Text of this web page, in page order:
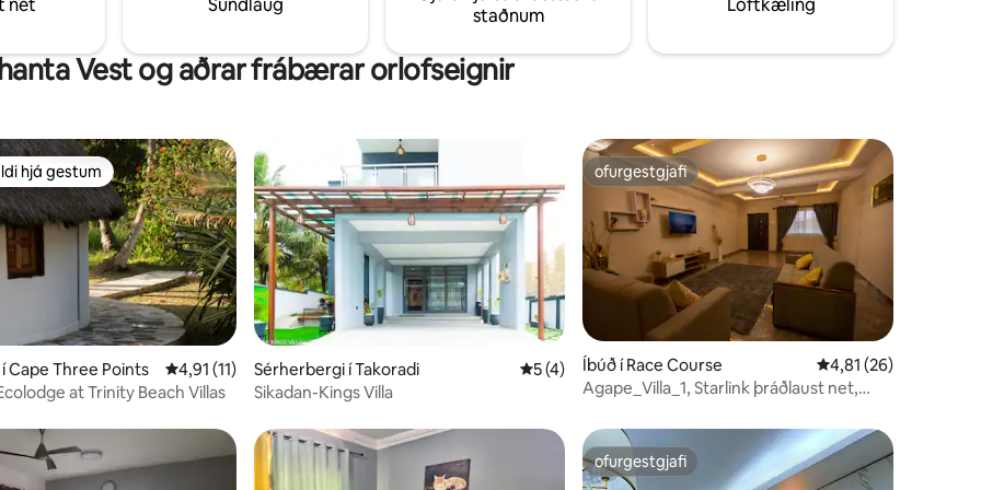
Afsláttardagur
net Sundlaug
staðnum
Loftkæling
Vest og aðrar frábærar orlofseignir
7 umsagnir
hjá gestum
hjá gestum
Cape Three Points 4,91 af 5 í meðaleinkunn, 11 umsagnir
4,91 (11)
at Trinity Beach Villas
Sérherbergi í Takoradi 5 af 5 í meðaleinkunn, 4 umsagnir
5 (4)
Sikadan-Kings Villa
ofurgestgjafi
ofurgestgjafi
Íbúð í Race Course 4,81 af 5 í
4,81 (26)
Agape_Villa_1, Starlink þráðlaust net,
ofurgestgjafi
ofurgestgjafi